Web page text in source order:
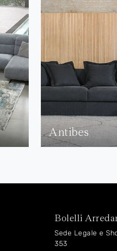
Antibes
Bolelli
Sede Legale e
353